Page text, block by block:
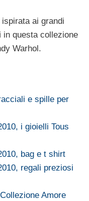
ai grandi
questa collezione
Warhol.
e spille per
i gioielli Tous
bag e t shirt
regali preziosi
Amore